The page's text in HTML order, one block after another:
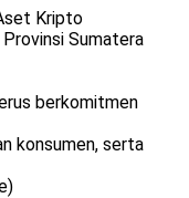
Kripto
Sumatera
berkomitmen
konsumen, serta